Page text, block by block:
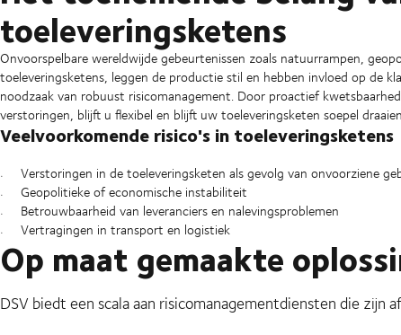
toeleveringsketens
Onvoorspelbare wereldwijde gebeurtenissen zoals natuurrampen,
toeleveringsketens, leggen de productie stil en hebben invloed op de
noodzaak van robuust risicomanagement. Door proactief
verstoringen, blijft u flexibel en blijft uw toeleveringsketen soepel
Veelvoorkomende risico's in toeleveringsketens
Verstoringen in de toeleveringsketen als gevolg van onvoorziene
Geopolitieke of economische instabiliteit
Betrouwbaarheid van leveranciers en nalevingsproblemen
Vertragingen in transport en logistiek
Op maat gemaakte
DSV biedt een scala aan risicomanagementdiensten die